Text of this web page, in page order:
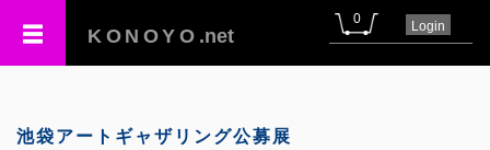
KONOYO .net
0 Login
池袋アートギャザリング公募展